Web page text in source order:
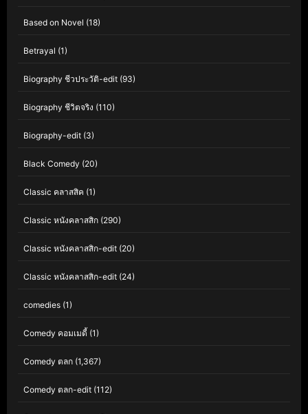
Based on Novel (18)
Betrayal (1)
Biography ชีวประวัติ-edit (93)
Biography ชีวิตจริง (110)
Biography-edit (3)
Black Comedy (20)
Classic คลาสสิค (1)
Classic หนังคลาสสิก (290)
Classic หนังคลาสสิก-edit (20)
Classic หนังคลาสสิก-edit (24)
comedies (1)
Comedy คอมเมดี้ (1)
Comedy ตลก (1,367)
Comedy ตลก-edit (112)